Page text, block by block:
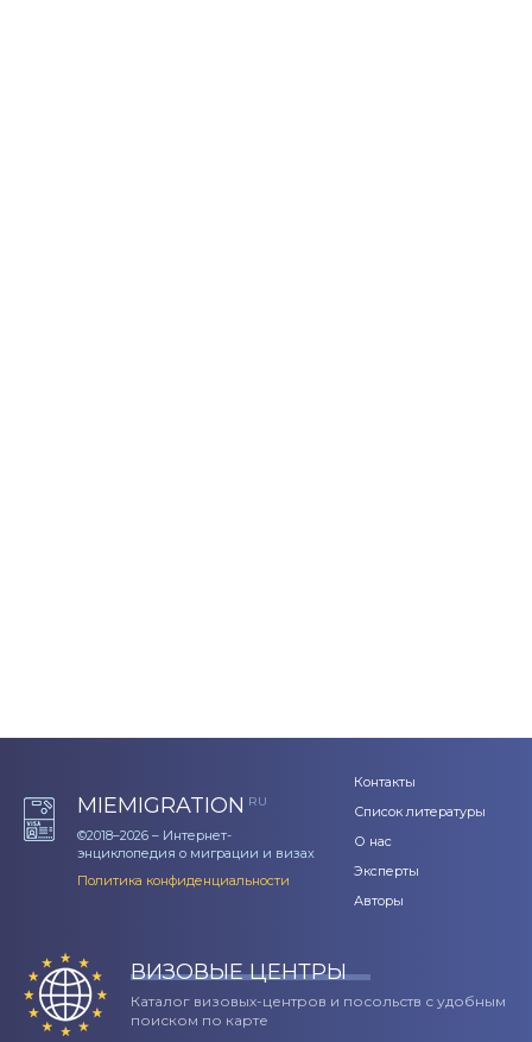
MIEMIGRATION RU
©2018–2026 – Интернет-
энциклопедия о миграции и визах
Политика конфиденциальности
Контакты
Список литературы
О нас
Эксперты
Авторы
ВИЗОВЫЕ ЦЕНТРЫ
Каталог визовых-центров и посольств с удобным
поиском по карте